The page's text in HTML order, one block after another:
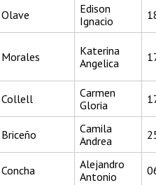
Olave
Edison
Ignacio
Morales
Katerina
Angelica
Collell
Carmen
Gloria
Briceño
Camila
Andrea
Concha
Alejandro
Antonio